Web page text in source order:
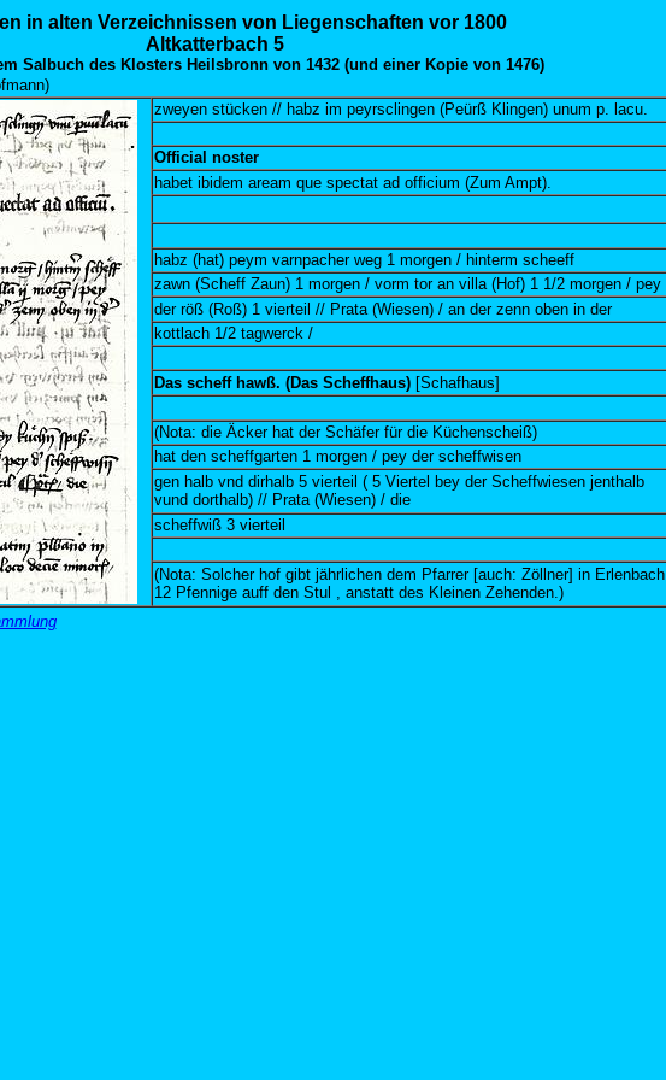
in alten Verzeichnissen von Liegenschaften vor 1800
Altkatterbach 5
Salbuch des Klosters Heilsbronn von 1432 (und einer Kopie von 1476)
zweyen stücken // habz im peyrsclingen (Peürß Klingen) unum p. lacu.
Official noster
habet ibidem aream que spectat ad officium (Zum Ampt).
habz (hat) peym varnpacher weg 1 morgen / hinterm scheeff
zawn (Scheff Zaun) 1 morgen / vorm tor an villa (Hof) 1 1/2 morgen / pey
der röß (Roß) 1 vierteil // Prata (Wiesen) / an der zenn oben in der
kottlach 1/2 tagwerck /
Das scheff hawß. (Das Scheffhaus)[Schafhaus]
(Nota: die Äcker hat der Schäfer für die Küchenscheiß)
hat den scheffgarten 1 morgen / pey der scheffwisen
gen halb vnd dirhalb 5 vierteil ( 5 Viertel bey der Scheffwiesen jenthalb
vund dorthalb) // Prata (Wiesen) / die
scheffwiß 3 vierteil
(Nota: Solcher hof gibt jährlichen dem Pfarrer [auch: Zöllner] in Erlenbach
12 Pfennige auff den Stul , anstatt des Kleinen Zehenden.)